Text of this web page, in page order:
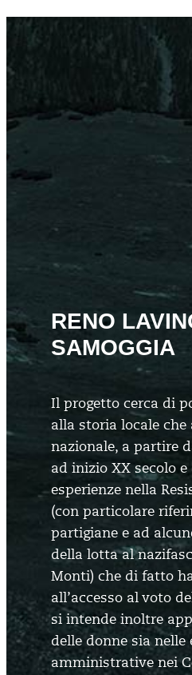
RENO
SAMOGGIA
Il progetto cerca di
alla storia locale
nazionale, a partire
ad inizio XX secolo
esperienze nella
(con particolare
partigiane e ad
della lotta al
Monti) che di fatto
all’accesso al voto
si intende inoltre
delle donne sia nelle
amministrative nei